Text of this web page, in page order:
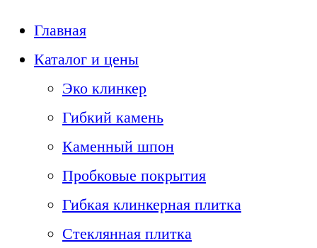
Главная
Каталог и цены
Эко клинкер
Гибкий камень
Каменный шпон
Пробковые покрытия
Гибкая клинкерная плитка
Стеклянная плитка